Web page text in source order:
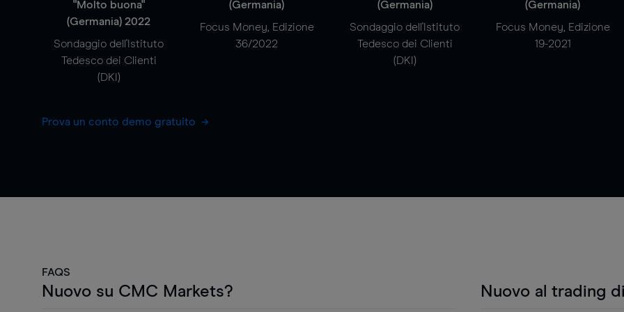
"Molto buona"
(Germania) 2022
Sondaggio dell'Istituto
Tedesco dei Clienti
(DKI)
(Germania)
Focus Money, Edizione
36/2022
(Germania)
Sondaggio dell'Istituto
Tedesco dei Clienti
(DKI)
(Germania)
Focus Money, Edizione
19-2021
Prova un conto demo gratuito
FAQS
Nuovo su CMC Markets? Nuovo al trading